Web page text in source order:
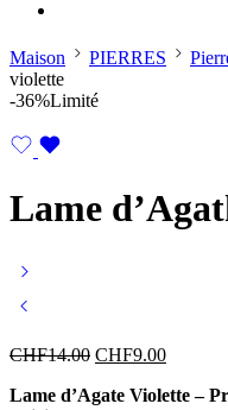
Maison PIERRES
violette
-36%Limité
Lame
CHF14.00 CHF9.00
Lame d’Agate Violette –